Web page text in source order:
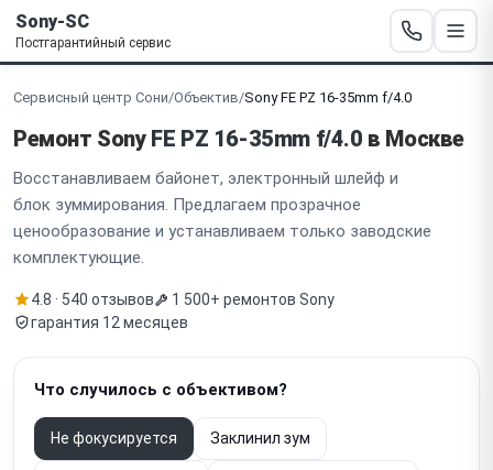
Sony-SC
Постгарантийный сервис
Сервисный центр Сони/Объектив/Sony FE PZ 16-35mm f/4.0
Ремонт Sony FE PZ 16-35mm f/4.0 в Москве
Восстанавливаем байонет, электронный шлейф и
блок зуммирования. Предлагаем прозрачное
ценообразование и устанавливаем только заводские
комплектующие.
4.8 · 540 отзывов
1 500+ ремонтов Sony
гарантия 12 месяцев
Что случилось с объективом?
Не фокусируется Заклинил зум